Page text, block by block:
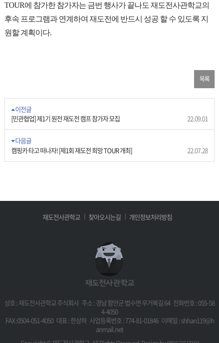
TOUR에 참가한 참가자는 금번 행사가 끝나도 재도전사관학교의
후속 프로그램과 연계하여 재도전에 반드시 성공 할 수 있도록 지
원할 계획이다.
목록
이전글
[민관협업] 제1기 원전 재도전 캠프 참가자 모집
22.09.01
다음글
캠핑카 타고 떠나자! [제1회 재도전 희망 TOUR 개최]
22.07.28
재도전사관학교 찾아오시는길 개인정보처리방침
상호 : 재도전사관학교 주식회사 주소 : 경남 함안군 법수면 우거북길 64 전화번호 : 055-58
4-4050
FAX :0504-051-4050 대표 : 한상하 사업등록번호 : 774-81-01846 이메일 : shhan119@h
anmail.net